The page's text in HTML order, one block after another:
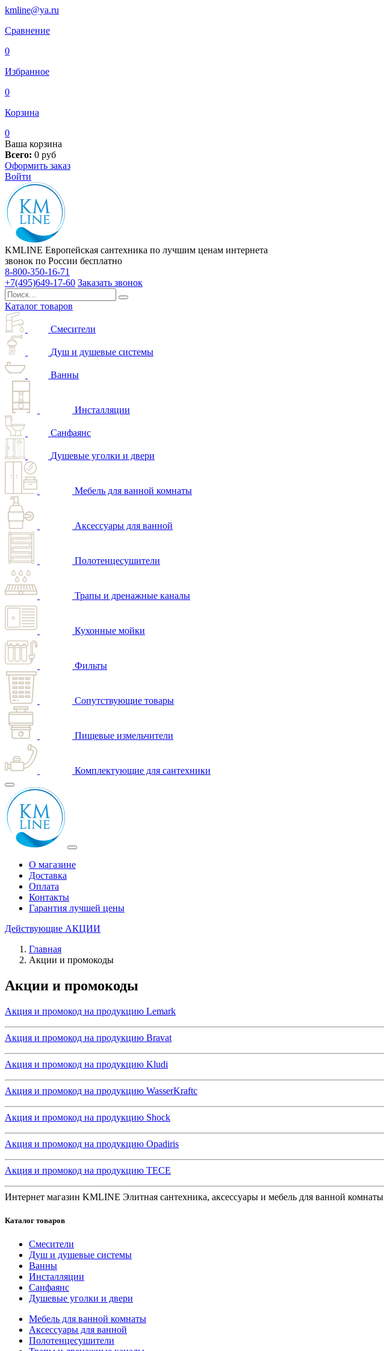
kmline@ya.ru
Сравнение
0
Избранное
0
Корзина
0
Ваша корзина
Всего: 0 руб
Оформить заказ
Войти
KMLINE Европейская сантехника по лучшим ценам интернета
звонок по России бесплатно
8-800-350-16-71
+7(495)649-17-60 Заказать звонок
Каталог товаров
Смесители
Душ и душевые системы
Ванны
Инсталляции
Санфаянс
Душевые уголки и двери
Мебель для ванной комнаты
Аксессуары для ванной
Полотенцесушители
Трапы и дренажные каналы
Кухонные мойки
Фильты
Сопутствующие товары
Пищевые измельчители
Комплектующие для сантехники
О магазине
Доставка
Оплата
Контакты
Гарантия лучшей цены
Действующие АКЦИИ
Главная
Акции и промокоды
Акции и промокоды
Акция и промокод на продукцию Lemark
Акция и промокод на продукцию Bravat
Акция и промокод на продукцию Kludi
Акция и промокод на продукцию WasserKraftc
Акция и промокод на продукцию Shock
Акция и промокод на продукцию Opadiris
Акция и промокод на продукцию TECE
Интернет магазин KMLINE Элитная сантехника, аксессуары и мебель для ванной комнаты
Каталог товаров
Смесители
Душ и душевые системы
Ванны
Инсталляции
Санфаянс
Душевые уголки и двери
Мебель для ванной комнаты
Аксессуары для ванной
Полотенцесушители